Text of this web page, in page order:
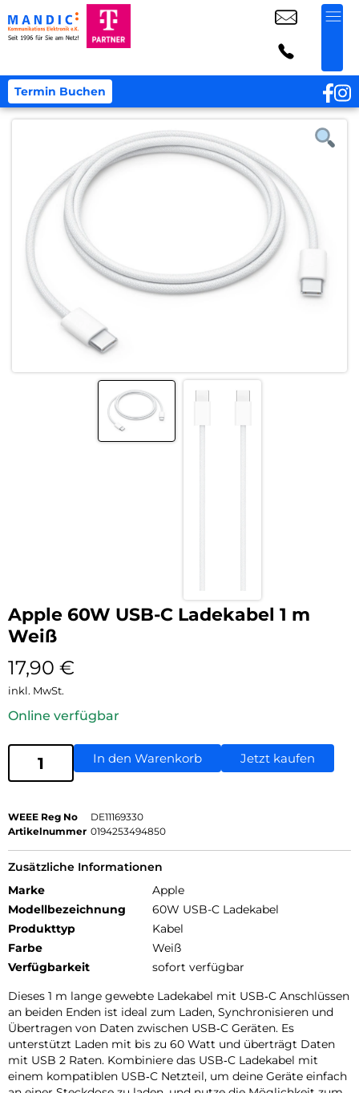
Termin Buchen
Apple 60W USB-C Ladekabel 1 m
Weiß
17,90 €
inkl. MwSt.
Online verfügbar
In den Warenkorb Jetzt kaufen
WEEE Reg No
DE11169330
Artikelnummer 0194253494850
Zusätzliche Informationen
Marke
Apple
Modellbezeichnung
60W USB-C Ladekabel
Produkttyp
Kabel
Farbe
Weiß
Verfügbarkeit
sofort verfügbar
Dieses 1 m lange gewebte Ladekabel mit USB‑C Anschlüssen
an beiden Enden ist ideal zum Laden, Synchronisieren und
Übertragen von Daten zwischen USB‑C Geräten. Es
unterstützt Laden mit bis zu 60 Watt und überträgt Daten
mit USB 2 Raten. Kombiniere das USB‑C Ladekabel mit
einem kompatiblen USB‑C Netzteil, um deine Geräte einfach